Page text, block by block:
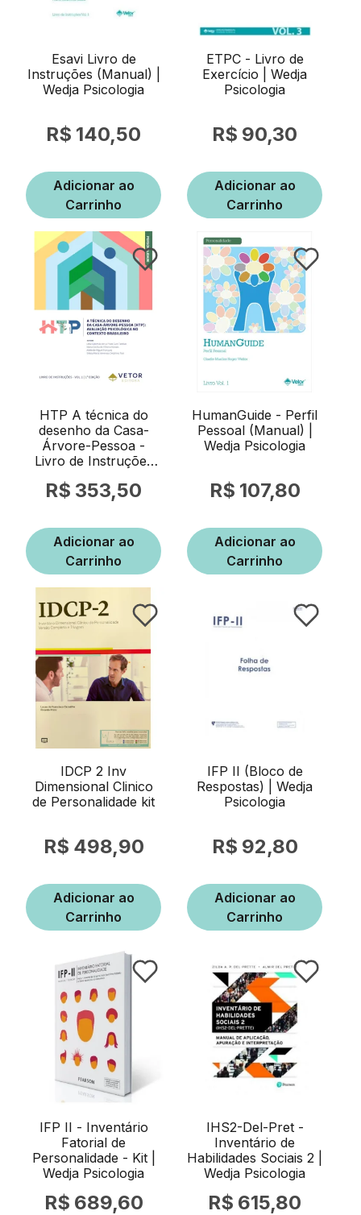
Esavi Livro de
Instruções (Manual) |
Wedja Psicologia
140,50
Adicionar ao
Carrinho
ETPC - Livro de
Exercício | Wedja
Psicologia
90,30
Adicionar ao
Carrinho
HTP A técnica do
desenho da Casa-
Árvore-Pessoa -
Livro de Instruções
353,50
Adicionar ao
Carrinho
HumanGuide - Perfil
Pessoal (Manual) |
Wedja Psicologia
107,80
Adicionar ao
Carrinho
IDCP 2 Inv
Dimensional Clinico
de Personalidade kit
498,90
Adicionar ao
Carrinho
IFP II (Bloco de
Respostas) | Wedja
Psicologia
92,80
Adicionar ao
Carrinho
IFP II - Inventário
Fatorial de
Personalidade - Kit |
Wedja Psicologia
689,60
IHS2-Del-Pret -
Inventário de
Habilidades Sociais 2 |
Wedja Psicologia
615,80